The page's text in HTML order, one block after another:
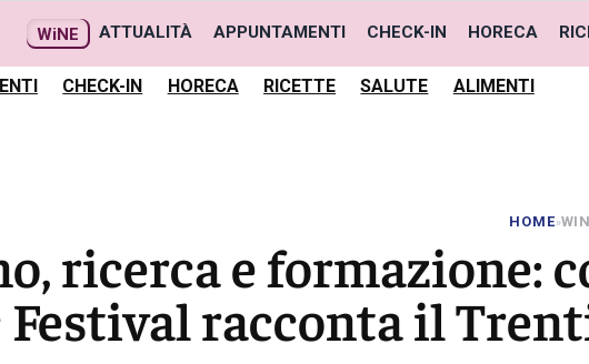
WiNE ATTUALITÀ APPUNTAMENTI CHECK-IN HORECA
CHECK-IN HORECA RICETTE SALUTE ALIMENTI
HOME»
ricerca e formazione:
racconta il